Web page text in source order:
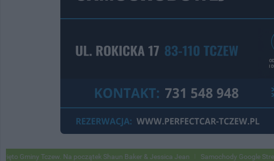
Na początek Shaun Baker & Jessica Jean Samochody Google Street View na